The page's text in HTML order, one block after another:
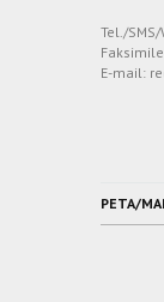
Tel./
E-mail:
PETA/